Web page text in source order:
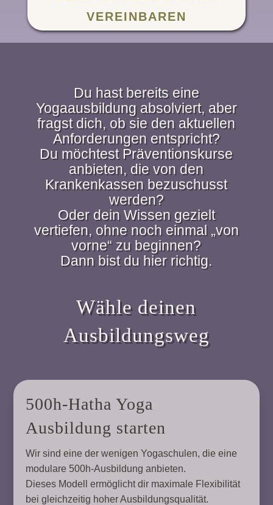
VEREINBAREN
Du hast bereits eine
Yogaausbildung absolviert, aber
fragst dich, ob sie den aktuellen
Anforderungen entspricht?
Du möchtest Präventionskurse
anbieten, die von den
Krankenkassen bezuschusst
werden?
Oder dein Wissen gezielt
vertiefen, ohne noch einmal „von
vorne“ zu beginnen?
Dann bist du hier richtig.
Wähle deinen
Ausbildungsweg
500h-Hatha Yoga
Ausbildung starten
Wir sind eine der wenigen Yogaschulen, die eine
modulare 500h-Ausbildung anbieten.
Dieses Modell ermöglicht dir maximale Flexibilität
bei gleichzeitig hoher Ausbildungsqualität.